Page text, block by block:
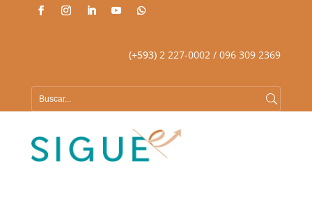
(+593)2 227-0002 / 096 309 2369